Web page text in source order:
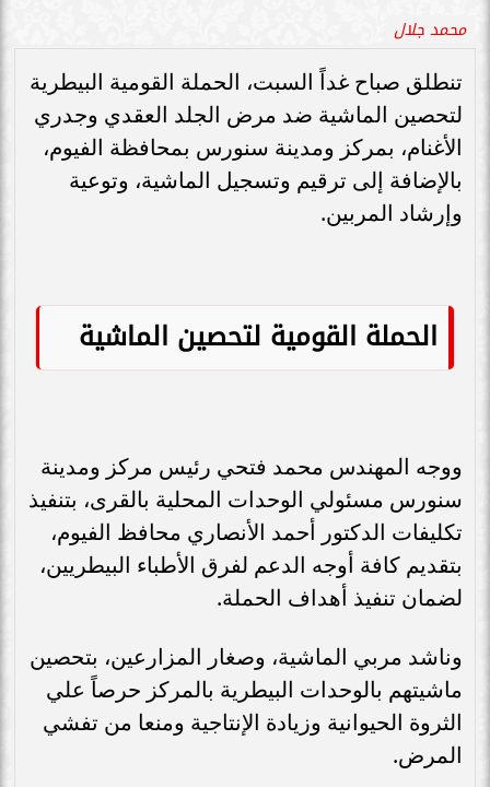
محمد جلال
تنطلق صباح غداً السبت، الحملة القومية البيطرية
لتحصين الماشية ضد مرض الجلد العقدي وجدري
الأغنام، بمركز ومدينة سنورس بمحافظة الفيوم،
بالإضافة إلى ترقيم وتسجيل الماشية، وتوعية
وإرشاد المربين.
الحملة القومية لتحصين الماشية
ووجه المهندس محمد فتحي رئيس مركز ومدينة
سنورس مسئولي الوحدات المحلية بالقرى، بتنفيذ
تكليفات الدكتور أحمد الأنصاري محافظ الفيوم،
بتقديم كافة أوجه الدعم لفرق الأطباء البيطريين،
لضمان تنفيذ أهداف الحملة.
وناشد مربي الماشية، وصغار المزارعين، بتحصين
ماشيتهم بالوحدات البيطرية بالمركز حرصاً علي
الثروة الحيوانية وزيادة الإنتاجية ومنعا من تفشي
المرض.